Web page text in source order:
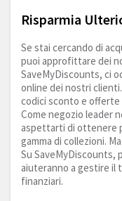
Risparmia
Se stai cercando di
puoi approfittare dei
SaveMyDiscounts, ci
online dei nostri
codici sconto e offerte
Come negozio leader
aspettarti di ottenere
gamma di collezioni.
Su SaveMyDiscounts,
aiuteranno a gestire il
finanziari.